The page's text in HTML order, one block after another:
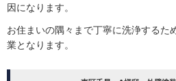
因になります。
お住まいの隅々まで丁寧に洗浄するた
業となります。